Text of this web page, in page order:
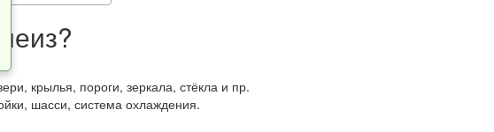
крылья, пороги, зеркала, стёкла и пр.
шасси, система охлаждения.